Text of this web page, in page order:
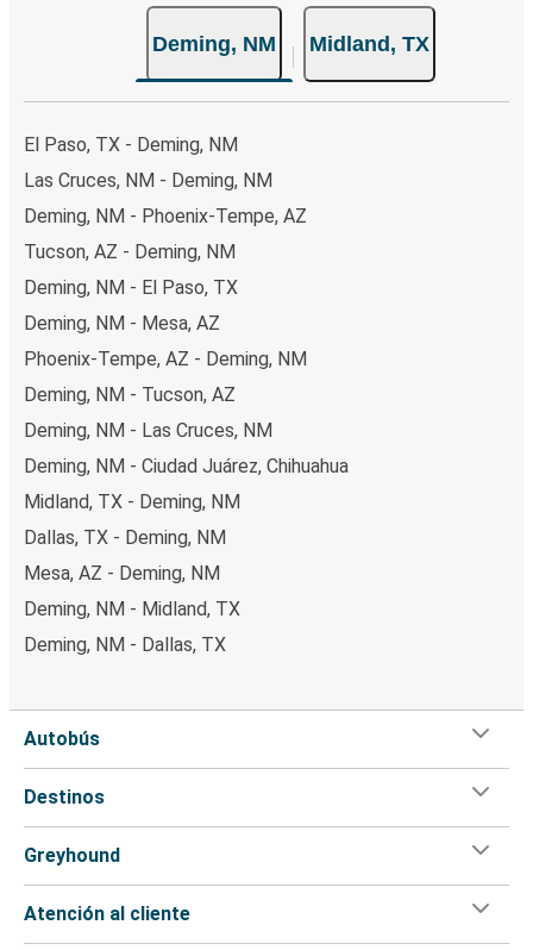
Deming, NM Midland, TX
El Paso, TX - Deming, NM
Las Cruces, NM - Deming, NM
Deming, NM - Phoenix-Tempe, AZ
Tucson, AZ - Deming, NM
Deming, NM - El Paso, TX
Deming, NM - Mesa, AZ
Phoenix-Tempe, AZ - Deming, NM
Deming, NM - Tucson, AZ
Deming, NM - Las Cruces, NM
Deming, NM - Ciudad Juárez, Chihuahua
Midland, TX - Deming, NM
Dallas, TX - Deming, NM
Mesa, AZ - Deming, NM
Deming, NM - Midland, TX
Deming, NM - Dallas, TX
Autobús
Destinos
Greyhound
Atención al cliente